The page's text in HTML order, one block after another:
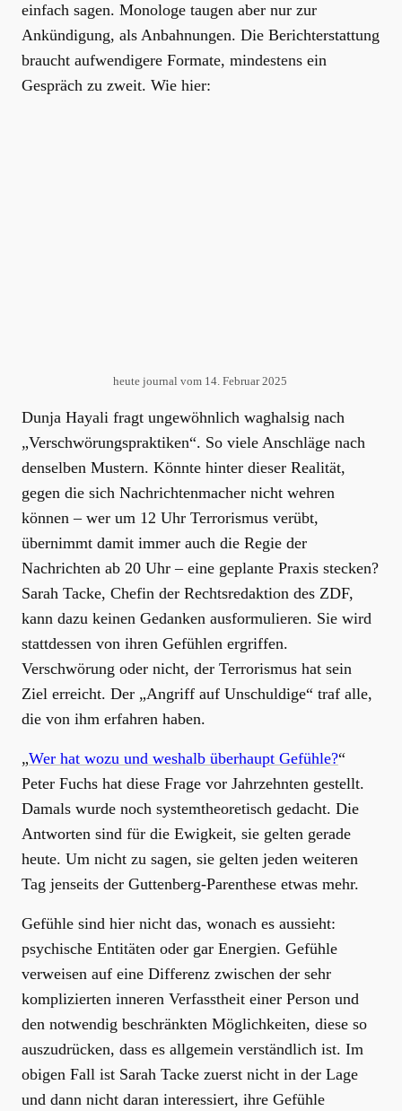
einfach sagen. Monologe taugen aber nur zur
Ankündigung, als Anbahnungen. Die Berichterstattung
braucht aufwendigere Formate, mindestens ein
Gespräch zu zweit. Wie hier:
heute journal vom 14. Februar 2025
Dunja Hayali fragt ungewöhnlich waghalsig nach
„Verschwörungspraktiken“. So viele Anschläge nach
denselben Mustern. Könnte hinter dieser Realität,
gegen die sich Nachrichtenmacher nicht wehren
können – wer um 12 Uhr Terrorismus verübt,
übernimmt damit immer auch die Regie der
Nachrichten ab 20 Uhr – eine geplante Praxis stecken?
Sarah Tacke, Chefin der Rechtsredaktion des ZDF,
kann dazu keinen Gedanken ausformulieren. Sie wird
stattdessen von ihren Gefühlen ergriffen.
Verschwörung oder nicht, der Terrorismus hat sein
Ziel erreicht. Der „Angriff auf Unschuldige“ traf alle,
die von ihm erfahren haben.
„Wer hat wozu und weshalb überhaupt Gefühle?“
Peter Fuchs hat diese Frage vor Jahrzehnten gestellt.
Damals wurde noch systemtheoretisch gedacht. Die
Antworten sind für die Ewigkeit, sie gelten gerade
heute. Um nicht zu sagen, sie gelten jeden weiteren
Tag jenseits der Guttenberg-Parenthese etwas mehr.
Gefühle sind hier nicht das, wonach es aussieht:
psychische Entitäten oder gar Energien. Gefühle
verweisen auf eine Differenz zwischen der sehr
komplizierten inneren Verfasstheit einer Person und
den notwendig beschränkten Möglichkeiten, diese so
auszudrücken, dass es allgemein verständlich ist. Im
obigen Fall ist Sarah Tacke zuerst nicht in der Lage
und dann nicht daran interessiert, ihre Gefühle